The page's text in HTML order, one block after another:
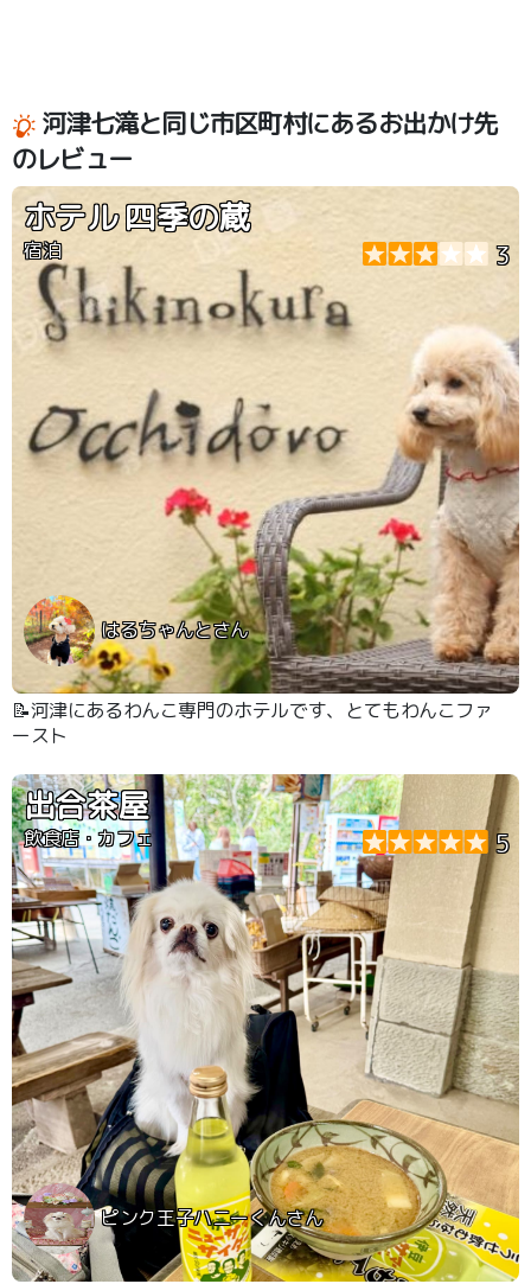
河津七滝と同じ市区町村にあるお出かけ先
のレビュー
ホテル 四季の蔵
宿泊 3
はるちゃんとさん
📝河津にあるわんこ専門のホテルです、とてもわんこファ
ースト
出合茶屋
飲食店・カフェ 5
ピンク王子ハニーくんさん